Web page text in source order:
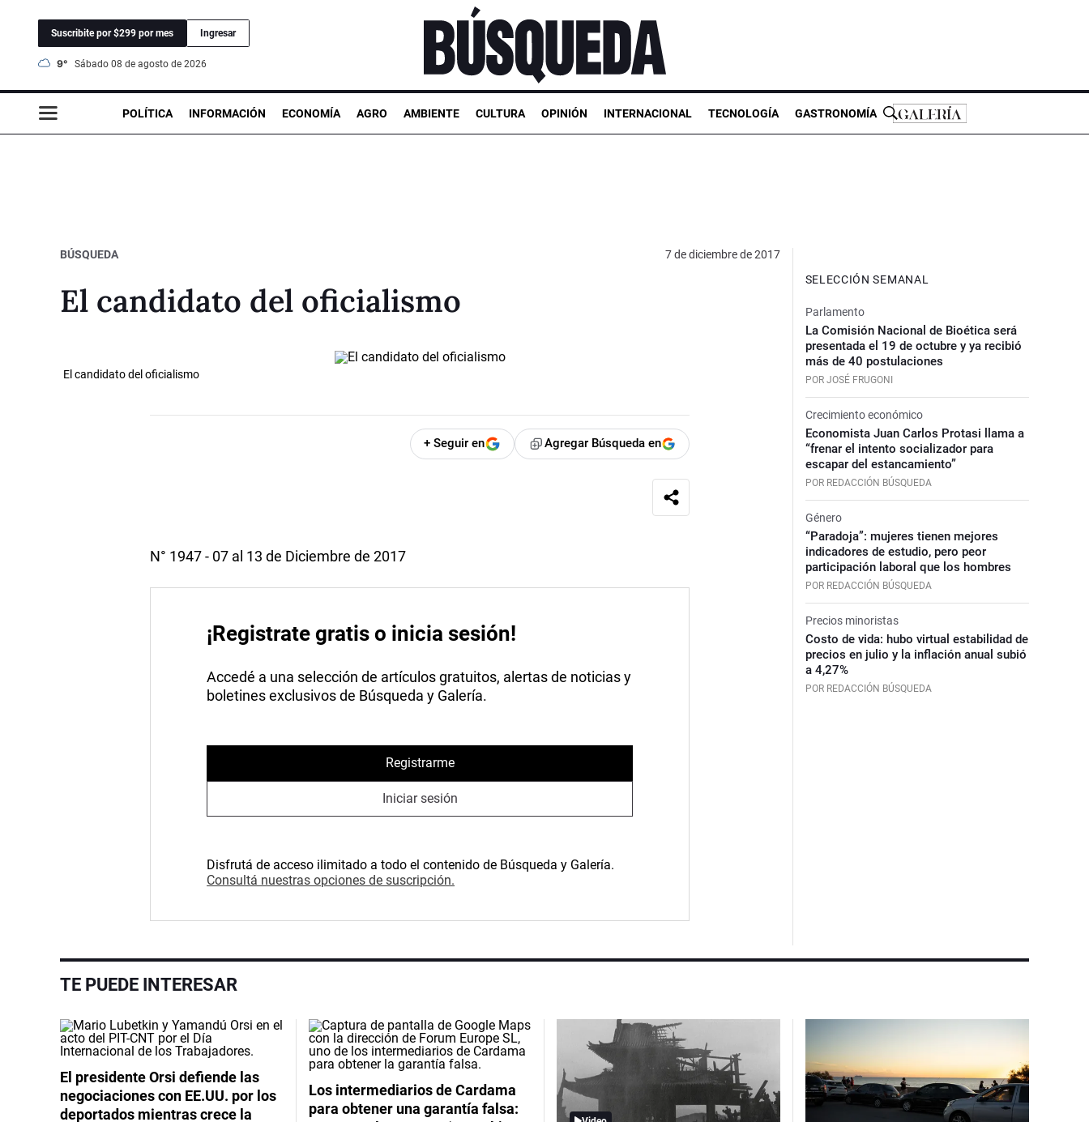
Suscribite por $299 por mes Ingresar
9° sábado 08 de agosto de 2026
POLÍTICA INFORMACIÓN ECONOMÍA AGRO AMBIENTE CULTURA OPINIÓN INTERNACIONAL TECNOLOGÍA GASTRONOMÍA
BÚSQUEDA 7 de diciembre de 2017
El candidato del oficialismo
El candidato del oficialismo
+ Seguir en Agregar Búsqueda en
N° 1947 - 07 al 13 de Diciembre de 2017
¡Registrate gratis o inicia sesión!
Accedé a una selección de artículos gratuitos, alertas de noticias y
boletines exclusivos de Búsqueda y Galería.
Registrarme
Iniciar sesión
Disfrutá de acceso ilimitado a todo el contenido de Búsqueda y Galería.
Consultá nuestras opciones de suscripción.
SELECCIÓN SEMANAL
Parlamento
La Comisión Nacional de Bioética será
presentada el 19 de octubre y ya recibió
más de 40 postulaciones
POR JOSÉ FRUGONI
Crecimiento económico
Economista Juan Carlos Protasi llama a
“frenar el intento socializador para
escapar del estancamiento”
POR REDACCIÓN BÚSQUEDA
Género
“Paradoja”: mujeres tienen mejores
indicadores de estudio, pero peor
participación laboral que los hombres
POR REDACCIÓN BÚSQUEDA
Precios minoristas
Costo de vida: hubo virtual estabilidad de
precios en julio y la inflación anual subió
a 4,27%
POR REDACCIÓN BÚSQUEDA
TE PUEDE INTERESAR
El presidente Orsi defiende las
negociaciones con EE.UU. por los
deportados mientras crece la
Los intermediarios de Cardama
para obtener una garantía falsa: